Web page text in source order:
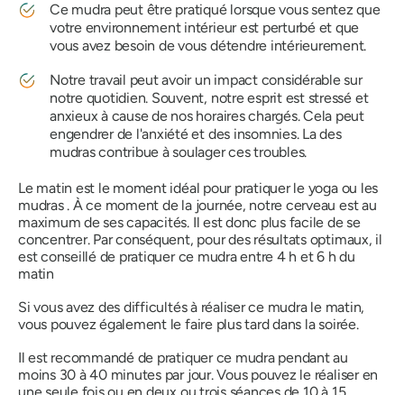
Ce mudra peut être pratiqué lorsque vous sentez que
votre environnement intérieur est perturbé et que
vous avez besoin de vous détendre intérieurement.
Notre travail peut avoir un impact considérable sur
notre quotidien. Souvent, notre esprit est stressé et
anxieux à cause de nos horaires chargés. Cela peut
engendrer de l'anxiété et des insomnies. Lades
mudrascontribue à soulager ces troubles.
Le matin est le moment idéal pour pratiquer le yogaou les
mudras. À ce moment de la journée, notre cerveau est au
maximum de ses capacités. Il est donc plus facile de se
concentrer. Par conséquent, pour des résultats optimaux, il
est conseillé de pratiquer ce mudraentre 4 h et 6 h du
matin
Si vous avez des difficultés à réaliser ce mudrale matin,
vous pouvez également le faire plus tard dans la soirée.
Il est recommandé de pratiquer ce mudrapendant au
moins 30 à 40 minutes par jour. Vous pouvez le réaliser en